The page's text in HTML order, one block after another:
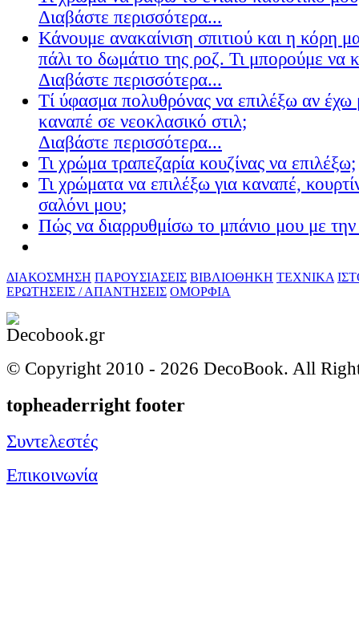
Διαβάστε περισσότερα...
Κάνουμε ανακαίνιση σπιτιού και η κόρη
πάλι το δωμάτιο της ροζ. Τι μπορούμε να
Διαβάστε περισσότερα...
Τί ύφασμα πολυθρόνας να επιλέξω αν έχω
καναπέ σε νεοκλασικό στιλ;
Διαβάστε περισσότερα...
Τι χρώμα τραπεζαρία κουζίνας να επιλέξω;
Τι χρώματα να επιλέξω για καναπέ,
σαλόνι μου;
Πώς να διαρρυθμίσω το μπάνιο μου με την
ΔΙΑΚΟΣΜΗΣΗ ΠΑΡΟΥΣΙΑΣΕΙΣ ΒΙΒΛΙΟΘΗΚΗ ΤΕΧΝΙΚΑ
ΕΡΩΤΗΣΕΙΣ / ΑΠΑΝΤΗΣΕΙΣ ΟΜΟΡΦΙΑ
© Copyright 2010 - 2026 DecoBook. All
topheaderright footer
Συντελεστές
Επικοινωνία